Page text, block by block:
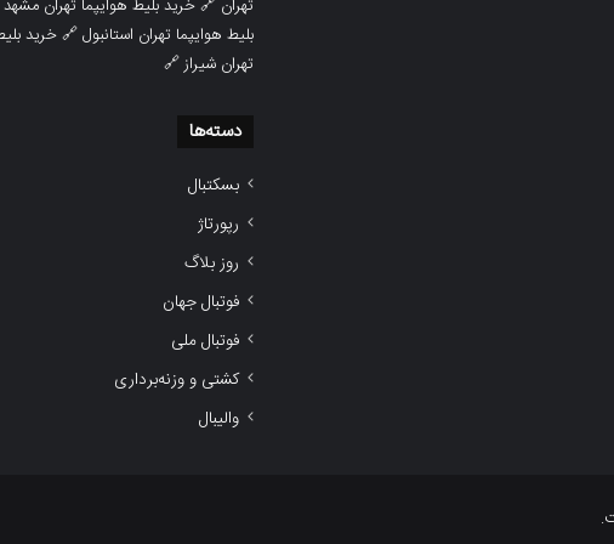
تهران 🔗خرید بلیط هوایپما تهران مشهد
بلیط هوایپما تهران استانبول🔗خرید
تهران شیراز🔗
دسته‌ها
بسکتبال
رپورتاژ
روز بلاگ
فوتبال جهان
فوتبال ملی
کشتی و وزنه‌برداری
والیبال